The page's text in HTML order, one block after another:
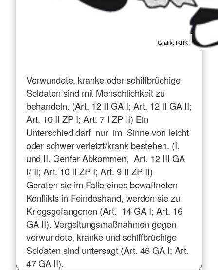
Grafik: IKRK
Verwundete, kranke oder schiffbrüchige
Soldaten sind mit Menschlichkeit zu
behandeln. (Art. 12 II GA I; Art. 12 II GA II;
Art. 10 II ZP I; Art. 7 I ZP II) Ein
Unterschied darf nur im Sinne von leicht
oder schwer verletzt/krank bestehen. (I.
und II. Genfer Abkommen, Art. 12 III GA
I/ II; Art. 10 II ZP I; Art. 9 II ZP II)
Geraten sie im Falle eines bewaffneten
Konflikts in Feindeshand, werden sie zu
Kriegsgefangenen (Art. 14 GA I; Art. 16
GA II). Vergeltungsmaßnahmen gegen
verwundete, kranke und schiffbrüchige
Soldaten sind untersagt (Art. 46 GA I; Art.
47 GA II).